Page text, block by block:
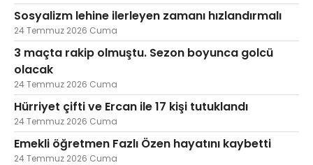
Sosyalizm lehine ilerleyen zamanı hızlandırmalı
24 Temmuz 2026 Cuma
3 maçta rakip olmuştu. Sezon boyunca golcü
olacak
24 Temmuz 2026 Cuma
Hürriyet çifti ve Ercan ile 17 kişi tutuklandı
24 Temmuz 2026 Cuma
Emekli öğretmen Fazlı Özen hayatını kaybetti
24 Temmuz 2026 Cuma